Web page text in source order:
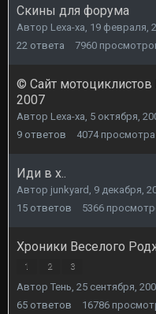
Скины для форума
Автор Lexa-xa, 19 февраля,
22 ответа 7960
© Сайт
2007
Автор Lexa-xa, 5 октября,
9 ответов 4074 просмотра
Иди в х..
Автор junkyard , 9 декабря,
15 ответов 5366
Хроники Веселого
1 2 3
Автор Тень, 25 сентября,
65 ответов 16786